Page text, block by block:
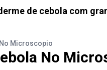
de cebola com
Microscopio
No